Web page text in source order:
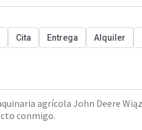
Cita Entrega Alquiler